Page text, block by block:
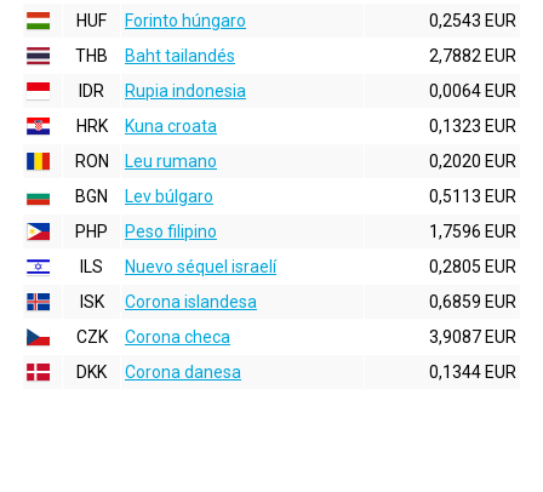
HUF
Forinto húngaro
0,2543 EUR
THB
Baht tailandés
2,7882 EUR
IDR
Rupia indonesia
0,0064 EUR
HRK
Kuna croata
0,1323 EUR
RON
Leu rumano
0,2020 EUR
BGN
Lev búlgaro
0,5113 EUR
PHP
Peso filipino
1,7596 EUR
ILS
Nuevo séquel israelí
0,2805 EUR
ISK
Corona islandesa
0,6859 EUR
CZK
Corona checa
3,9087 EUR
DKK
Corona danesa 0,1344 EUR